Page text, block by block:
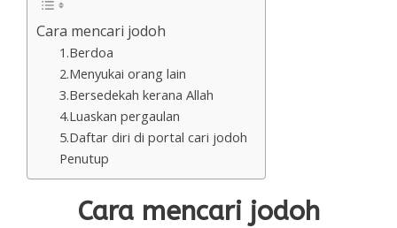
Cara mencari jodoh
1.Berdoa
2.Menyukai orang lain
3.Bersedekah kerana Allah
4.Luaskan pergaulan
5.Daftar diri di portal cari jodoh
Penutup
Cara mencari jodoh